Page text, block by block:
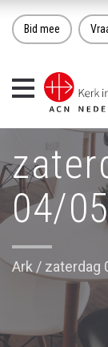
Bid mee
Toggle
navigation
04/
Ark / zaterdag